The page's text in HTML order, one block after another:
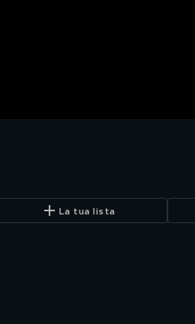
La tua lista